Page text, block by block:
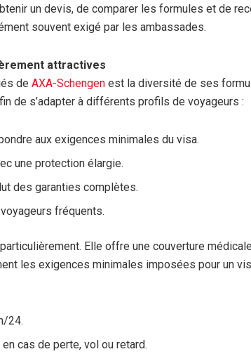
un devis, de comparer les formules et de
souvent exigé par les ambassades.
attractives
de AXA-Schengen est la diversité de ses
de s’adapter à différents profils de voyageurs :
aux exigences minimales du visa.
une protection élargie.
des garanties complètes.
fréquents.
Elle offre une couverture
les exigences minimales imposées pour un
24.
cas de perte, vol ou retard.